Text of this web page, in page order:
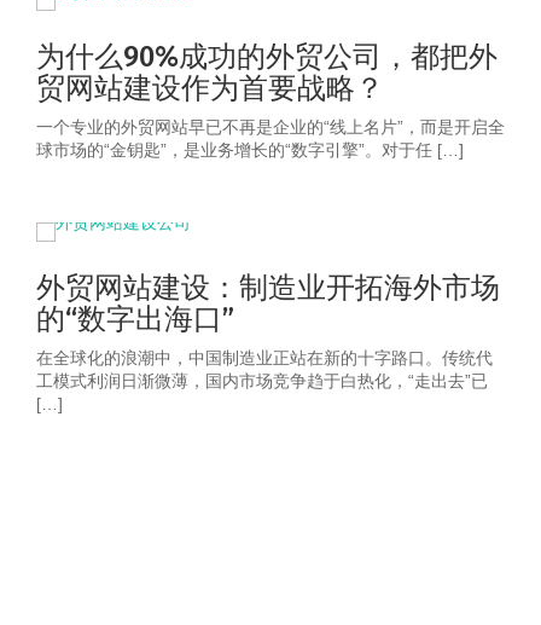
为什么90%成功的外贸公司，都把外
贸网站建设作为首要战略？
一个专业的外贸网站早已不再是企业的“线上名片”，而是开启全
球市场的“金钥匙”，是业务增长的“数字引擎”。对于任 […]
外贸网站建设：制造业开拓海外市场
的“数字出海口”
在全球化的浪潮中，中国制造业正站在新的十字路口。传统代
工模式利润日渐微薄，国内市场竞争趋于白热化，“走出去”已
[…]